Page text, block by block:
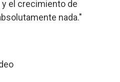
el crecimiento de
nada."